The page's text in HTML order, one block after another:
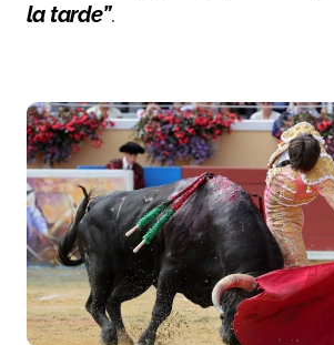
la tarde”.